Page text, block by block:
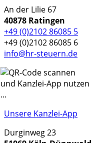
An der Lilie 67
40878 Ratingen
+49 (0)2102 86085 5
+49 (0)2102 86085 6
info@hr-steuern.de
Unsere Kanzlei-App
Durginweg 23